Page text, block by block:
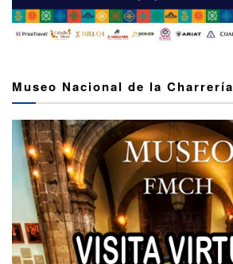
Museo Nacional de la Charrería